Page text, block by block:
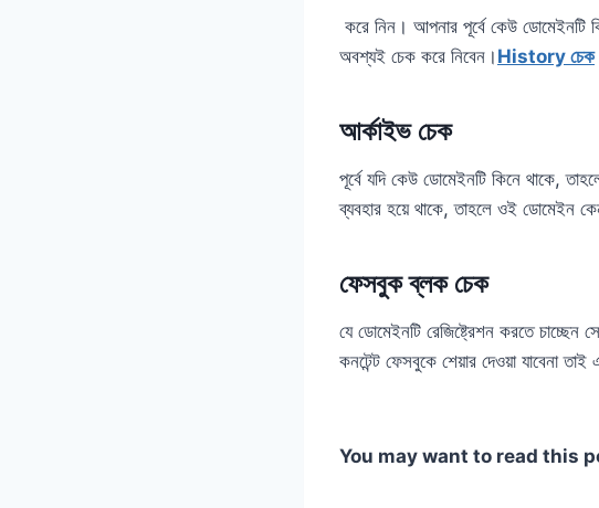
করে নিন। আপনার পূর্বে কেউ ডোমেইনটি
অবশ্যই চেক করে নিবেন। History চেক
আর্কাইভ চেক
পূর্বে যদি কেউ ডোমেইনটি কিনে থাকে,
ব্যবহার হয়ে থাকে, তাহলে ওই ডোমেইন
ফেসবুক ব্লক চেক
যে ডোমেইনটি রেজিষ্ট্রেশন করতে
কনটেন্ট ফেসবুকে শেয়ার দেওয়া যাবেনা
You may want to read this